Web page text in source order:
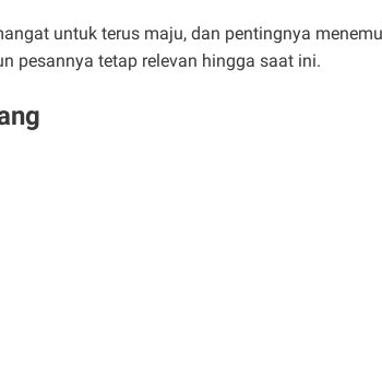
untuk terus maju, dan pentingnya
pesannya tetap relevan hingga saat ini.